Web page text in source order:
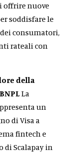
offrire nuove
soddisfare le
consumatori,
rateali con
della
La
un
di Visa a
fintech e
di Scalapay in